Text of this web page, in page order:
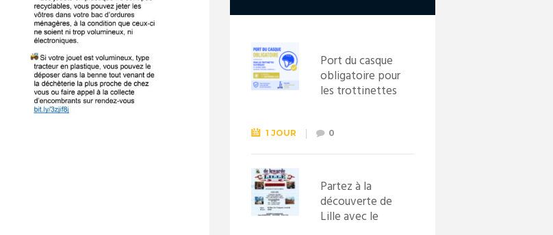
Port du casque
obligatoire pour
les trottinettes
septembre
2026
1 JOUR 0
Partez à la
découverte de
Lille avec le